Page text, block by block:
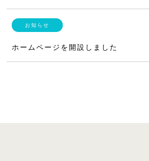
ホームページを開設しました